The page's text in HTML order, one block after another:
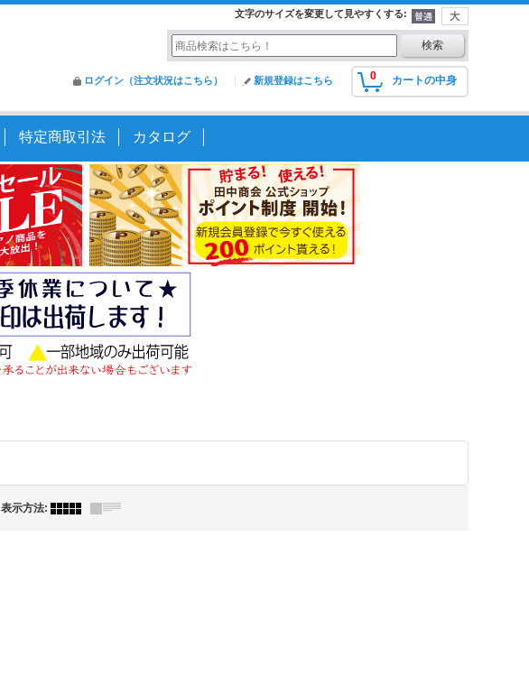
文字のサイズを変更して見やすくする:
0 カートの中身
ログイン（注文状況はこちら） 新規登録はこちら
特定商取引法 カタログ
表示方法: